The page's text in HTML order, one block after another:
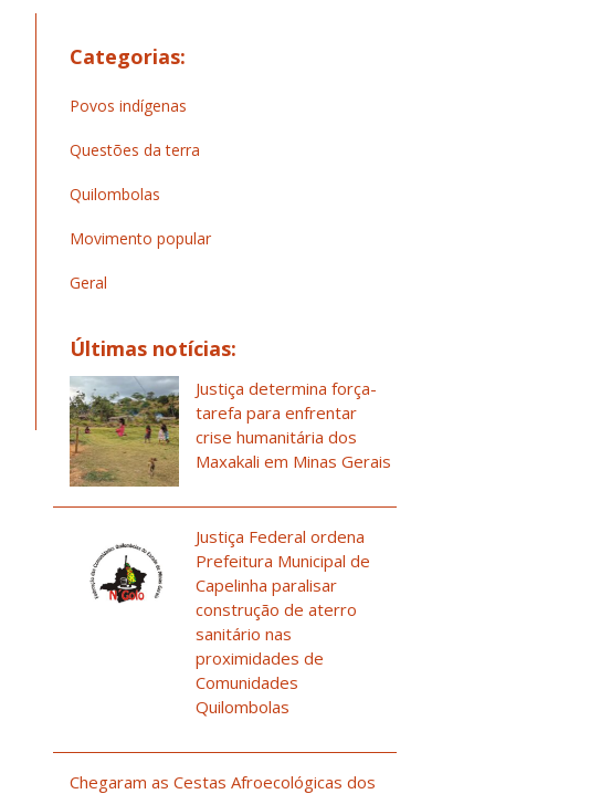
Categorias:
Povos indígenas
Questões da terra
Quilombolas
Movimento popular
Geral
Últimas notícias:
Justiça determina força-
tarefa para enfrentar
crise humanitária dos
Maxakali em Minas Gerais
Justiça Federal ordena
Prefeitura Municipal de
Capelinha paralisar
construção de aterro
sanitário nas
proximidades de
Comunidades
Quilombolas
Chegaram as Cestas Afroecológicas dos